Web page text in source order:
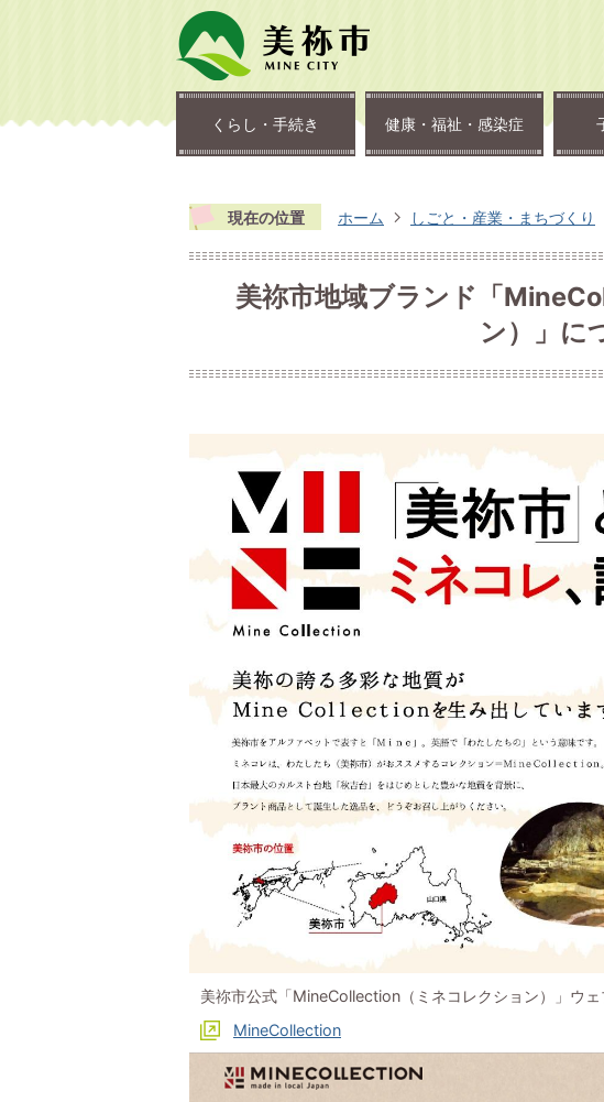
くらし・手続き 健康・福祉・感染症
現在の位置 ホーム しごと・産業・まちづくり
美祢市地域ブランド「
ン）」に
美祢市公式「MineCollection（ミネコレクション）」ウ
MineCollection